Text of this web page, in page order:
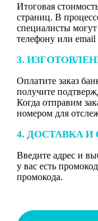
Итоговая
страниц. В
специалисты
телефону или email
3.
Оплатите заказ
получите
Когда отправим
номером для
4. ДОСТАВКА И
Введите адрес и
у вас есть
промокода.